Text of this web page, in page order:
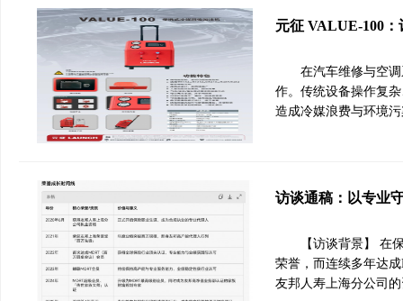
元征 VALUE-100
在汽车维修与空
作。传统设备操作复
造成冷媒浪费与环境
访谈通稿：以专业
【访谈背景】 在
荣誉，而连续多年达
友邦人寿上海分公司